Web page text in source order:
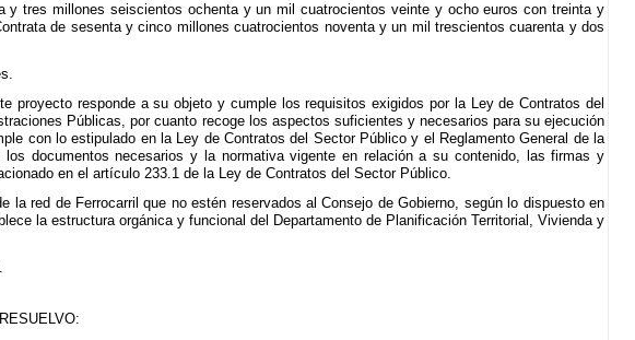
y tres millones seiscientos ochenta y un mil cuatrocientos veinte y ocho euros con treinta y
de sesenta y cinco millones cuatrocientos noventa y un mil trescientos cuarenta y dos
proyecto responde a su objeto y cumple los requisitos exigidos por la Ley de Contratos del
Públicas, por cuanto recoge los aspectos suficientes y necesarios para su ejecución
con lo estipulado en la Ley de Contratos del Sector Público y el Reglamento General de la
documentos necesarios y la normativa vigente en relación a su contenido, las firmas y
en el artículo 233.1 de la Ley de Contratos del Sector Público.
red de Ferrocarril que no estén reservados al Consejo de Gobierno, según lo dispuesto en
la estructura orgánica y funcional del Departamento de Planificación Territorial, Vivienda y
RESUELVO: